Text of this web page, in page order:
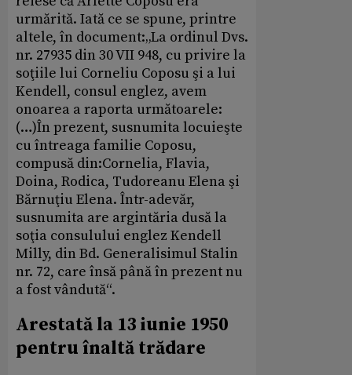
urmărită. Iată ce se spune, printre
altele, în document:„La ordinul Dvs.
nr. 27935 din 30 VII 948, cu privire la
soţiile lui Corneliu Coposu şi a lui
Kendell, consul englez, avem
onoarea a raporta următoarele:
(…)În prezent, susnumita locuieşte
cu întreaga familie Coposu,
compusă din:Cornelia, Flavia,
Doina, Rodica, Tudoreanu Elena şi
Bărnuţiu Elena. Într-adevăr,
susnumita are argintăria dusă la
soţia consulului englez Kendell
Milly, din Bd. Generalisimul Stalin
nr. 72, care însă până în prezent nu
a fost vândută“.
Arestată la 13 iunie 1950
pentru înaltă trădare